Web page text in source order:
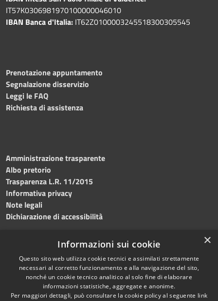
IT57K0306981970100000046010
IBAN Banca d'Italia: IT62Z0100003245518300305545
Prenotazione appuntamento
Segnalazione disservizio
Leggi le FAQ
Richiesta di assistenza
Amministrazione trasparente
Albo pretorio
Trasparenza L.R. 11/2015
Informativa privacy
Note legali
Dichiarazione di accessibilità
RSS
Accessibilità
Cookie
Copyright © 2026 • Comune di
Custonaci • Powered by
Municipium•Accesso
redazione
×
Informazioni sui cookie
Questo sito web utilizza cookie tecnici e assimilati strettamente
necessari al corretto funzionamento e alla navigazione del sito,
nonché un cookie tecnico analitico al solo fine di elaborare
informazioni statistiche, aggregate e anonime.
Per maggiori dettagli, può consultare la cookie policy al seguente link